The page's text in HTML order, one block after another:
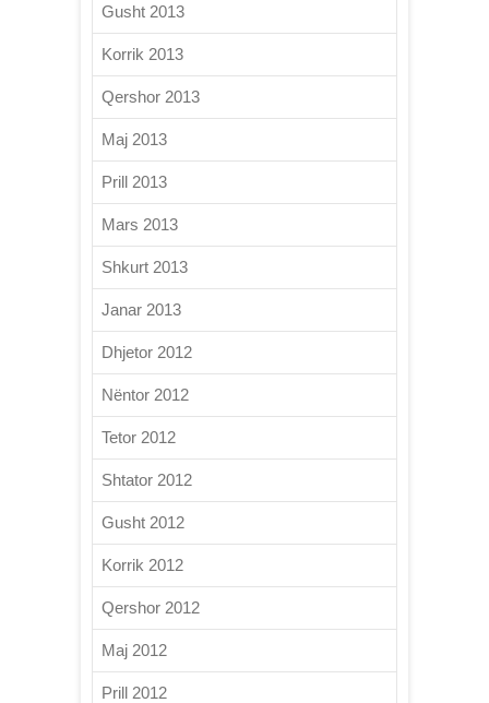
Gusht 2013
Korrik 2013
Qershor 2013
Maj 2013
Prill 2013
Mars 2013
Shkurt 2013
Janar 2013
Dhjetor 2012
Nëntor 2012
Tetor 2012
Shtator 2012
Gusht 2012
Korrik 2012
Qershor 2012
Maj 2012
Prill 2012